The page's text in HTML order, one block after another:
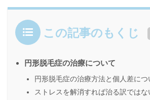
この記事のもくじ
円形脱毛症の治療について
円形脱毛症の治療方法と個人差につ
ストレスを解消すれば治る訳ではな